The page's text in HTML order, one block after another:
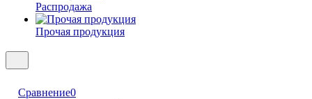
Распродажа
Прочая продукция
Сравнение0